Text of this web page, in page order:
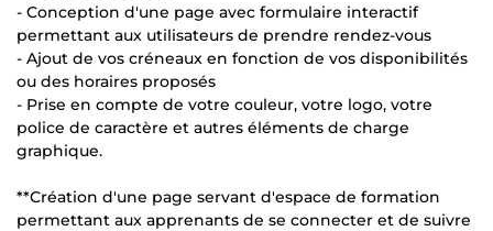
- Conception d'une page avec formulaire interactif
permettant aux utilisateurs de prendre rendez-vous
- Ajout de vos créneaux en fonction de vos disponibilités
ou des horaires proposés
- Prise en compte de votre couleur, votre logo, votre
police de caractère et autres éléments de charge
graphique.
**Création d'une page servant d'espace de formation
permettant aux apprenants de se connecter et de suivre